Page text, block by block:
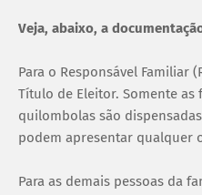
Veja, abaixo, a
Para o Responsável Familiar
Título de Eleitor. Somente as
quilombolas são
podem apresentar qualquer
Para as demais pessoas da